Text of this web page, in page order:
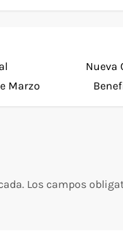
Marzo
Nueva
Los campos